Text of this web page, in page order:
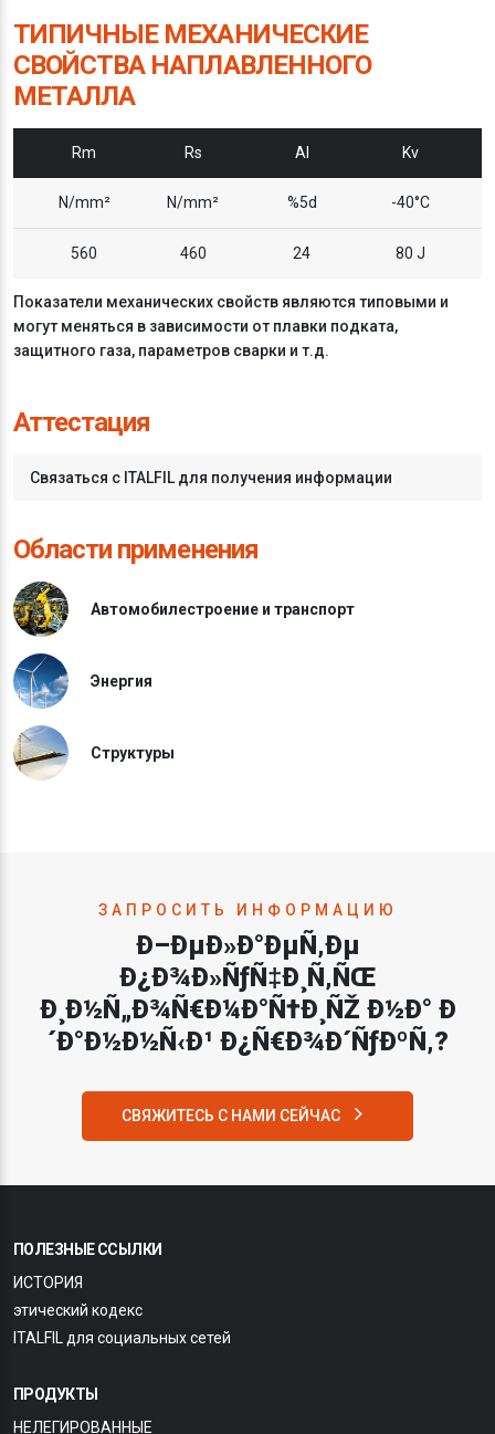
ТИПИЧНЫЕ МЕХАНИЧЕСКИЕ
СВОЙСТВА НАПЛАВЛЕННОГО
МЕТАЛЛА
Rm Rs Al Kv
N/mm² N/mm² %5d -40°C
560 460 24 80 J
Показатели механических свойств являются типовыми и
могут меняться в зависимости от плавки подката,
защитного газа, параметров сварки и т.д.
Аттестация
Связаться с ITALFIL для получения информации
Области применения
Автомобилестроение и транспорт
Энергия
Структуры
ЗАПРОСИТЬ ИНФОРМАЦИЮ
Ð–ÐµÐ»Ð°ÐµÑ‚Ðµ
Ð¿Ð¾Ð»ÑƒÑ‡Ð¸Ñ‚ÑŒ
Ð¸Ð½Ñ„Ð¾Ñ€Ð¼Ð°Ñ†Ð¸ÑŽ Ð½Ð° Ð
´Ð°Ð½Ð½Ñ‹Ð¹ Ð¿Ñ€Ð¾Ð´ÑƒÐºÑ‚?
СВЯЖИТЕСЬ С НАМИ СЕЙЧАС
ПОЛЕЗНЫЕ ССЫЛКИ
ИСТОРИЯ
этический кодекс
ITALFIL для социальных сетей
ПРОДУКТЫ
НЕЛЕГИРОВАННЫЕ